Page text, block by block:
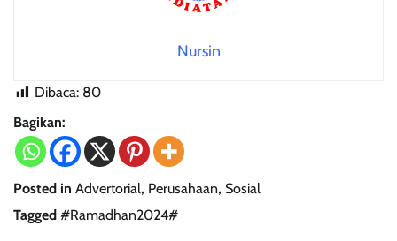
Nursin
Dibaca: 80
Bagikan:
Posted in Advertorial, Perusahaan, Sosial
Tagged #Ramadhan2024#